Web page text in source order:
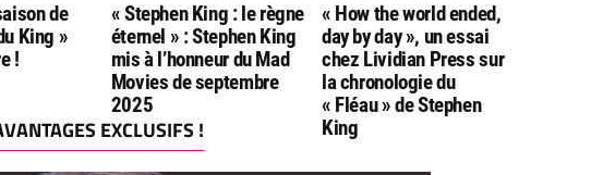
de
King »
!
« Stephen King : le règne
éternel » : Stephen King
mis à l’honneur du Mad
Movies de septembre
2025
« How the world ended,
day by day », un essai
chez Lividian Press sur
la chronologie du
« Fléau » de Stephen
King
EXCLUSIFS !